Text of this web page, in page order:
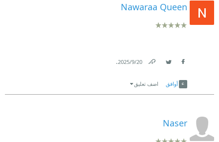
Nawaraa Queen
20‏/9‏/2025
.
أوافق اضف تعليق
Naser